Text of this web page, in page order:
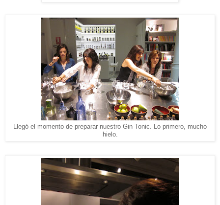
Llegó el momento de preparar nuestro Gin Tonic. Lo primero, mucho
hielo.